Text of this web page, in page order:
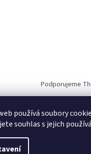
používá soubory
souhlas s jejich
Podporujeme